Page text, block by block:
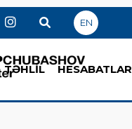
EN
TƏHLİL HESABATLAR